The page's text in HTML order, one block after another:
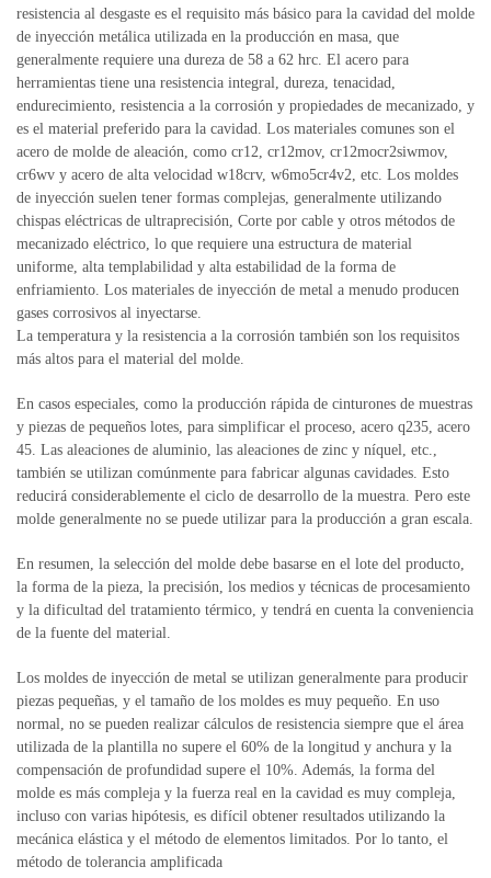
resistencia al desgaste es el requisito más básico para la cavidad del molde
de inyección metálica utilizada en la producción en masa, que
generalmente requiere una dureza de 58 a 62 hrc. El acero para
herramientas tiene una resistencia integral, dureza, tenacidad,
endurecimiento, resistencia a la corrosión y propiedades de mecanizado, y
es el material preferido para la cavidad. Los materiales comunes son el
acero de molde de aleación, como cr12, cr12mov, cr12mocr2siwmov,
cr6wv y acero de alta velocidad w18crv, w6mo5cr4v2, etc. Los moldes
de inyección suelen tener formas complejas, generalmente utilizando
chispas eléctricas de ultraprecisión, Corte por cable y otros métodos de
mecanizado eléctrico, lo que requiere una estructura de material
uniforme, alta templabilidad y alta estabilidad de la forma de
enfriamiento. Los materiales de inyección de metal a menudo producen
gases corrosivos al inyectarse.
La temperatura y la resistencia a la corrosión también son los requisitos
más altos para el material del molde.
En casos especiales, como la producción rápida de cinturones de muestras
y piezas de pequeños lotes, para simplificar el proceso, acero q235, acero
45. Las aleaciones de aluminio, las aleaciones de zinc y níquel, etc.,
también se utilizan comúnmente para fabricar algunas cavidades. Esto
reducirá considerablemente el ciclo de desarrollo de la muestra. Pero este
molde generalmente no se puede utilizar para la producción a gran escala.
En resumen, la selección del molde debe basarse en el lote del producto,
la forma de la pieza, la precisión, los medios y técnicas de procesamiento
y la dificultad del tratamiento térmico, y tendrá en cuenta la conveniencia
de la fuente del material.
Los moldes de inyección de metal se utilizan generalmente para producir
piezas pequeñas, y el tamaño de los moldes es muy pequeño. En uso
normal, no se pueden realizar cálculos de resistencia siempre que el área
utilizada de la plantilla no supere el 60% de la longitud y anchura y la
compensación de profundidad supere el 10%. Además, la forma del
molde es más compleja y la fuerza real en la cavidad es muy compleja,
incluso con varias hipótesis, es difícil obtener resultados utilizando la
mecánica elástica y el método de elementos limitados. Por lo tanto, el
método de tolerancia amplificada